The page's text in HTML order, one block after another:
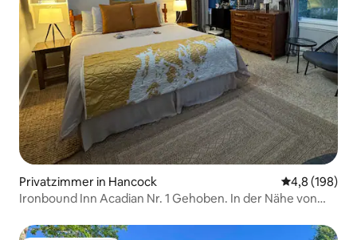
Privatzimmer in Hancock
4,8 (198)
Ironbound Inn Acadian Nr. 1 Gehoben. In der Nähe von